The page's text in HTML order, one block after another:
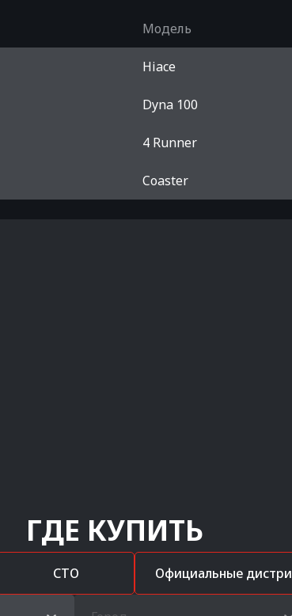
Модель
Hiace
Dyna 100
4 Runner
Coaster
ГДЕ КУПИТЬ
СТО Официальные